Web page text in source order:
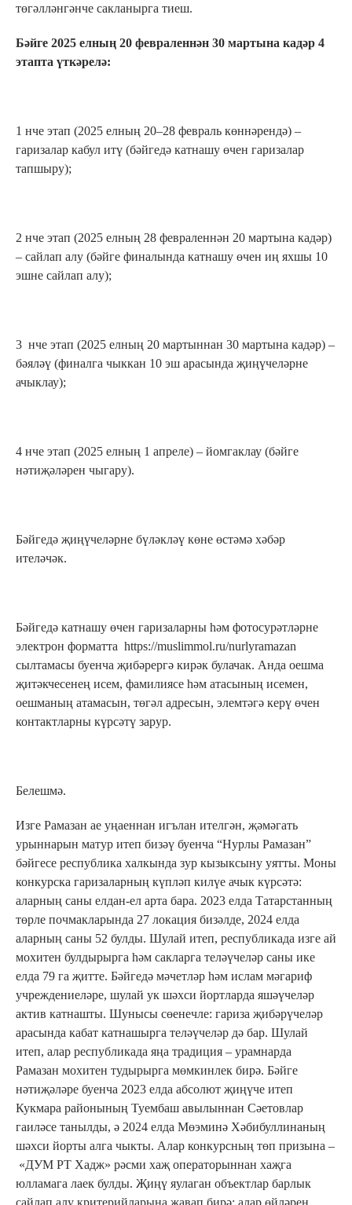
төгәлләнгәнче сакланырга тиеш.
Бәйге 2025 елның 20 февраленнән 30 мартына кадәр 4
этапта үткәрелә:
1 нче этап (2025 елның 20–28 февраль көннәрендә) –
гаризалар кабул итү (бәйгедә катнашу өчен гаризалар
тапшыру);
2 нче этап (2025 елның 28 февраленнән 20 мартына кадәр)
– сайлап алу (бәйге финалында катнашу өчен иң яхшы 10
эшне сайлап алу);
3 нче этап (2025 елның 20 мартыннан 30 мартына кадәр) –
бәяләү (финалга чыккан 10 эш арасында җиңүчеләрне
ачыклау);
4 нче этап (2025 елның 1 апреле) – йомгаклау (бәйге
нәтиҗәләрен чыгару).
Бәйгедә җиңүчеләрне бүләкләү көне өстәмә хәбәр
ителәчәк.
Бәйгедә катнашу өчен гаризаларны һәм фотосурәтләрне
электрон форматта https://muslimmol.ru/nurlyramazan
сылтамасы буенча җибәрергә кирәк булачак. Анда оешма
җитәкчесенең исем, фамилиясе һәм атасының исемен,
оешманың атамасын, төгәл адресын, элемтәгә керү өчен
контактларны күрсәтү зарур.
Белешмә.
Изге Рамазан ае уңаеннан игълан ителгән, җәмәгать
урыннарын матур итеп бизәү буенча “Нурлы Рамазан”
бәйгесе республика халкында зур кызыксыну уятты. Моны
конкурска гаризаларның күпләп килүе ачык күрсәтә:
аларның саны елдан-ел арта бара. 2023 елда Татарстанның
төрле почмакларында 27 локация бизәлде, 2024 елда
аларның саны 52 булды. Шулай итеп, республикада изге ай
мохитен булдырырга һәм сакларга теләүчеләр саны ике
елда 79 га җитте. Бәйгедә мәчетләр һәм ислам мәгариф
учреждениеләре, шулай ук шәхси йортларда яшәүчеләр
актив катнашты. Шунысы сөенечле: гариза җибәрүчеләр
арасында кабат катнашырга теләүчеләр дә бар. Шулай
итеп, алар республикада яңа традиция – урамнарда
Рамазан мохитен тудырырга мөмкинлек бирә. Бәйге
нәтиҗәләре буенча 2023 елда абсолют җиңүче итеп
Кукмара районының Туембаш авылыннан Сәетовлар
гаиләсе танылды, ә 2024 елда Мөэминә Хәбибуллинаның
шәхси йорты алга чыкты. Алар конкурсның төп призына –
«ДУМ РТ Хадж» рәсми хаҗ операторыннан хаҗга
юлламага лаек булды. Җиңү яулаган объектлар барлык
сайлап алу критерийларына җавап бирә: алар өйләрен